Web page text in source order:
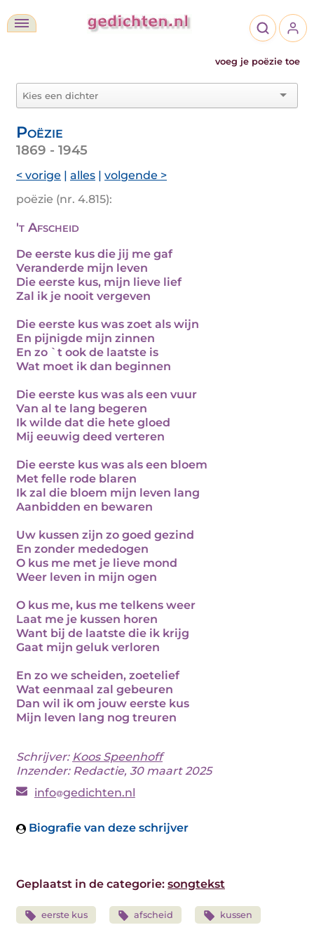
voeg je poëzie toe
Poëzie
1869 - 1945
< vorige | alles | volgende >
poëzie (nr. 4.815):
't Afscheid
De eerste kus die jij me gaf
Veranderde mijn leven
Die eerste kus, mijn lieve lief
Zal ik je nooit vergeven
Die eerste kus was zoet als wijn
En pijnigde mijn zinnen
En zo `t ook de laatste is
Wat moet ik dan beginnen
Die eerste kus was als een vuur
Van al te lang begeren
Ik wilde dat die hete gloed
Mij eeuwig deed verteren
Die eerste kus was als een bloem
Met felle rode blaren
Ik zal die bloem mijn leven lang
Aanbidden en bewaren
Uw kussen zijn zo goed gezind
En zonder mededogen
O kus me met je lieve mond
Weer leven in mijn ogen
O kus me, kus me telkens weer
Laat me je kussen horen
Want bij de laatste die ik krijg
Gaat mijn geluk verloren
En zo we scheiden, zoetelief
Wat eenmaal zal gebeuren
Dan wil ik om jouw eerste kus
Mijn leven lang nog treuren
Schrijver: Koos Speenhoff
Inzender: Redactie, 30 maart 2025
info gedichten.nl
Biografie van deze schrijver
Geplaatst in de categorie: songtekst
eerste kus afscheid kussen